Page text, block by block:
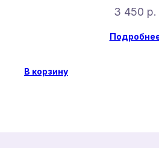
3 450 р.
В корзину